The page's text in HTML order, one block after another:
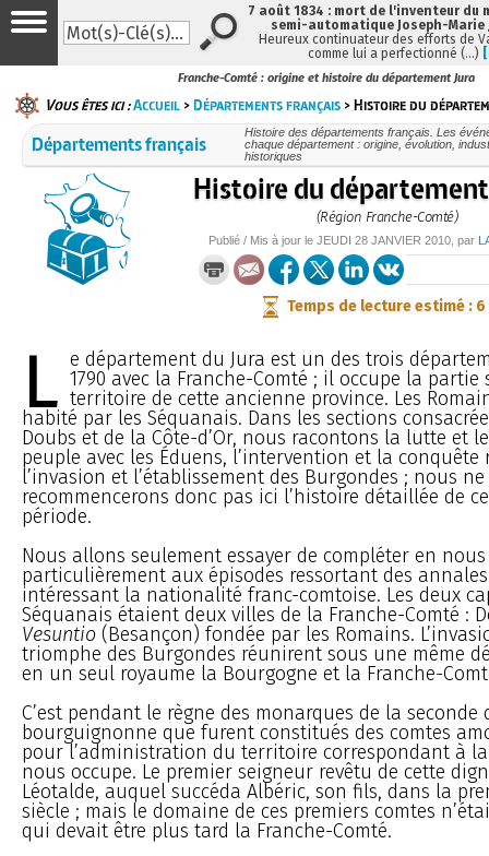
Franche-Comté : origine et histoire du département Jura
Vous êtes ici :Accueil >Départements français > Histoire du
Départements français
Histoire des départements français. Les
chaque département : origine, évolution,
historiques
Histoire du
(Région Franche-Comté)
Publié / Mis à jour le JEUDI 28 JANVIER 2010 , par
Temps de lecture estimé : 6
L e département du Jura est un des trois
1790 avec la Franche-Comté ; il occupe la
territoire de cette ancienne province. Les
habité par les Séquanais. Dans les sections
Doubs et de la Côte-d’Or, nous racontons la lutte et
peuple avec les Éduens, l’intervention et la conquête
l’invasion et l’établissement des Burgondes ; nous ne
recommencerons donc pas ici l’histoire détaillée de
période.
Nous allons seulement essayer de compléter en
particulièrement aux épisodes ressortant des
intéressant la nationalité franc-comtoise. Les deux
Séquanais étaient deux villes de la Franche-Comté :
Vesuntio (Besançon) fondée par les Romains.
triomphe des Burgondes réunirent sous une même
en un seul royaume la Bourgogne et la Franche-
C’est pendant le règne des monarques de la seconde
bourguignonne que furent constitués des comtes
pour l’administration du territoire correspondant à
nous occupe. Le premier seigneur revêtu de cette
Léotalde, auquel succéda Albéric, son fils, dans la
siècle ; mais le domaine de ces premiers comtes
qui devait être plus tard la Franche-Comté.
7 août 1834 : mort de l'inventeur du
semi-automatique Joseph-Marie
Heureux continuateur des efforts de
comme lui a perfectionné (…)